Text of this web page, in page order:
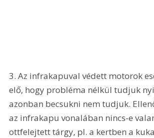
3. Az infrakapuval védett motorok
elő, hogy probléma nélkül tudjuk
azonban becsukni nem tudjuk.
az infrakapu vonalában nincs-e
ottfelejtett tárgy, pl. a kertben a